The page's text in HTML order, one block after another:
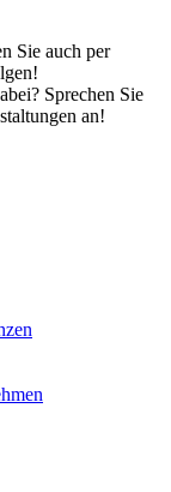
Sie auch per
Sprechen Sie
an!